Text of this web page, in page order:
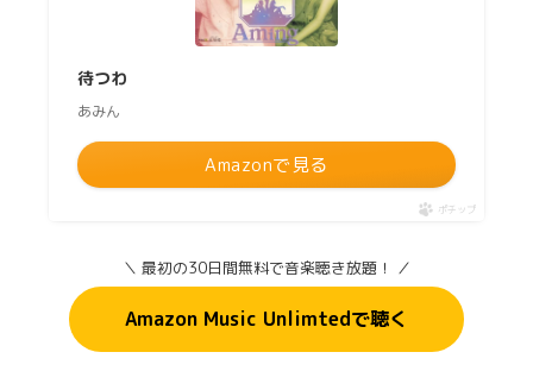
待つわ
あみん
Amazonで見る
ポチップ
＼ 最初の30日間無料で音楽聴き放題！ ／
Amazon Music Unlimtedで聴く